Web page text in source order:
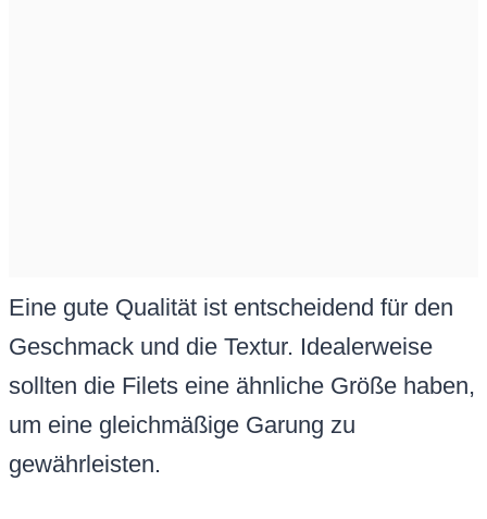
Eine gute Qualität ist entscheidend für den
Geschmack und die Textur. Idealerweise
sollten die Filets eine ähnliche Größe haben,
um eine gleichmäßige Garung zu
gewährleisten.